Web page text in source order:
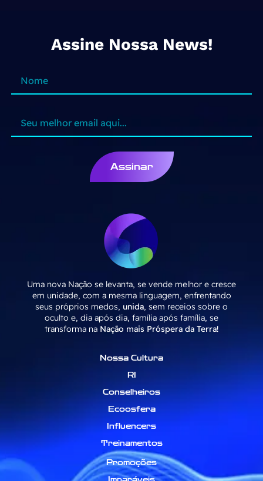
Assine Nossa News!
Assinar
Uma nova Nação se levanta, se vende melhor e cresce
em unidade, com a mesma linguagem, enfrentando
seus próprios medos, unida, sem receios sobre o
oculto e, dia após dia, família após família, se
transforma na Nação mais Próspera da Terra!
Nossa Cultura
RI
Conselheiros
Ecoosfera
Influencers
Treinamentos
Promoções